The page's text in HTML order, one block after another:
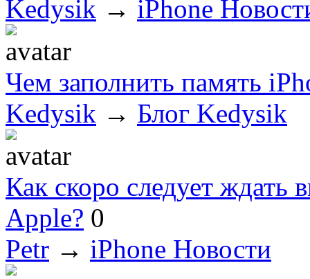
Kedysik → iPhone
Чем заполнить память
Kedysik → Блог Kedysik
Как скоро следует ждать
Apple? 0
Petr → iPhone Новости